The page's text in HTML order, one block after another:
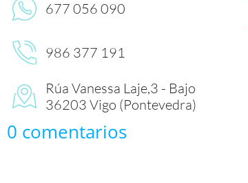
677 056 090
986 377 191
Rúa Vanessa Laje,3 - Bajo
36203 Vigo (Pontevedra)
0 comentarios